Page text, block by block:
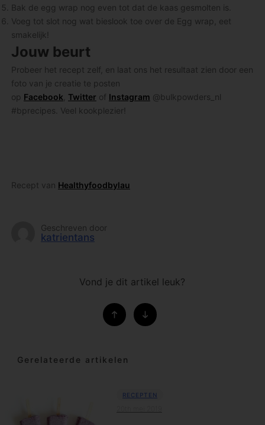
Bak de egg wrap nog even tot dat de kaas gesmolten is.
Voeg tot slot nog wat bieslook toe over de Egg wrap, eet
smakelijk!
Jouw beurt
Probeer het recept zelf, en laat ons het resultaat zien door een
foto van je creatie te posten
op Facebook Twitter of Instagram @bulkpowders_nl
#bprecipes. Veel kookplezier!
Recept van Healthyfoodbylau
Geschreven door
katrientans
Vond je dit artikel leuk?
Gerelateerde artikelen
RECEPTEN